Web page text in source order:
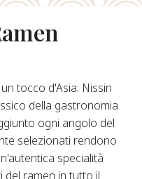
tocco d'Asia: Nissin
della gastronomia
ogni angolo del
selezionati rendono
specialità
del ramen in tutto il